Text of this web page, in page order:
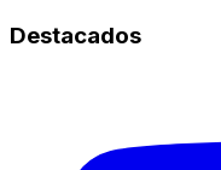
Destacados